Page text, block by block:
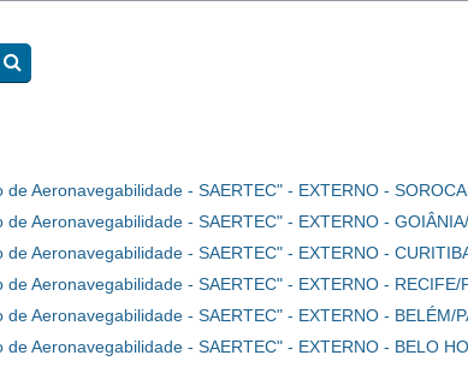
Buscar cursos
Aeronavegabilidade - SAERTEC" - EXTERNO -
Aeronavegabilidade - SAERTEC" - EXTERNO -
Aeronavegabilidade - SAERTEC" - EXTERNO -
Aeronavegabilidade - SAERTEC" - EXTERNO -
Aeronavegabilidade - SAERTEC" - EXTERNO - BELÉM/
Aeronavegabilidade - SAERTEC" - EXTERNO - BELO